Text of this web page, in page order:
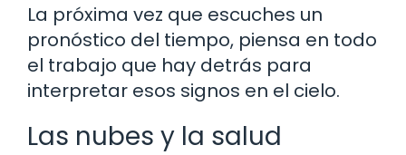
La próxima vez que escuches un
pronóstico del tiempo, piensa en todo
el trabajo que hay detrás para
interpretar esos signos en el cielo.
Las nubes y la salud